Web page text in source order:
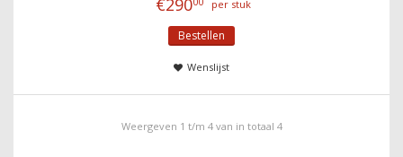
€290 per stuk
Bestellen
Wenslijst
Weergeven 1 t/m 4 van in totaal 4